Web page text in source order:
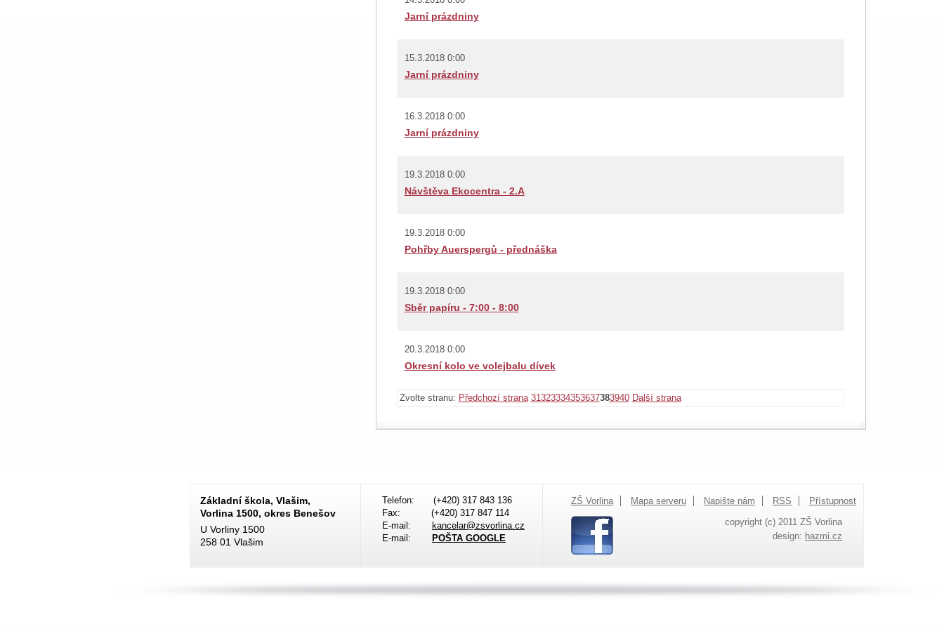
Jarní prázdniny
15.3.2018 0:00
Jarní prázdniny
16.3.2018 0:00
Jarní prázdniny
19.3.2018 0:00
Návštěva Ekocentra - 2.A
19.3.2018 0:00
Pohřby Auerspergů - přednáška
19.3.2018 0:00
Sběr papíru - 7:00 - 8:00
20.3.2018 0:00
Okresní kolo ve volejbalu dívek
Zvolte stranu: Předchozí strana 31323334353637383940 Další strana
Základní škola, Vlašim,
Vorlina 1500, okres Benešov
U Vorliny 1500
258 01 Vlašim
Telefon:
(+420) 317 843 136
Fax:
(+420) 317 847 114
E-mail:
kancelar@zsvorlina.cz
E-mail:
POŠTA GOOGLE
ZŠ Vorlina Mapa serveru Napište nám RSS
Přístupnost
copyright (c) 2011 ZŠ Vorlina
design: hazmi.cz